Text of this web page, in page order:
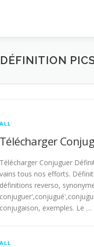
ALL
Télécharger
Télécharger Conjuguer
vains tous nos efforts.
définitions reverso,
conjugaison, exemples. Le …
ALL